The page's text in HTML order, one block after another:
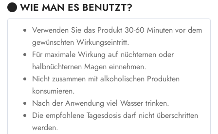
WIE MAN ES BENUTZT?
Verwenden Sie das Produkt 30-60 Minuten vor dem
gewünschten Wirkungseintritt.
Für maximale Wirkung auf nüchternen oder
halbnüchternen Magen einnehmen.
Nicht zusammen mit alkoholischen Produkten
konsumieren.
Nach der Anwendung viel Wasser trinken.
Die empfohlene Tagesdosis darf nicht überschritten
werden.